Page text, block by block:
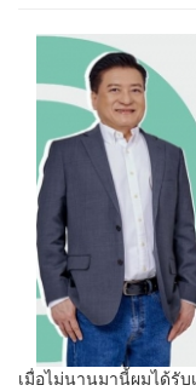
เมื่อไม่นานมานี้ผมได้รั